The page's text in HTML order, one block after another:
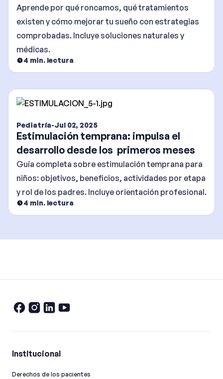
efectivas
Aprende por qué roncamos, qué tratamientos
existen y cómo mejorar tu sueño con estrategias
comprobadas. Incluye soluciones naturales y
médicas.
4 min. lectura
Pediatría-Jul 02, 2025
Estimulación temprana: impulsa el
desarrollo desde los primeros meses
Guía completa sobre estimulación temprana para
niños: objetivos, beneficios, actividades por etapa
y rol de los padres. Incluye orientación profesional.
4 min. lectura
Institucional
Derechos de los pacientes